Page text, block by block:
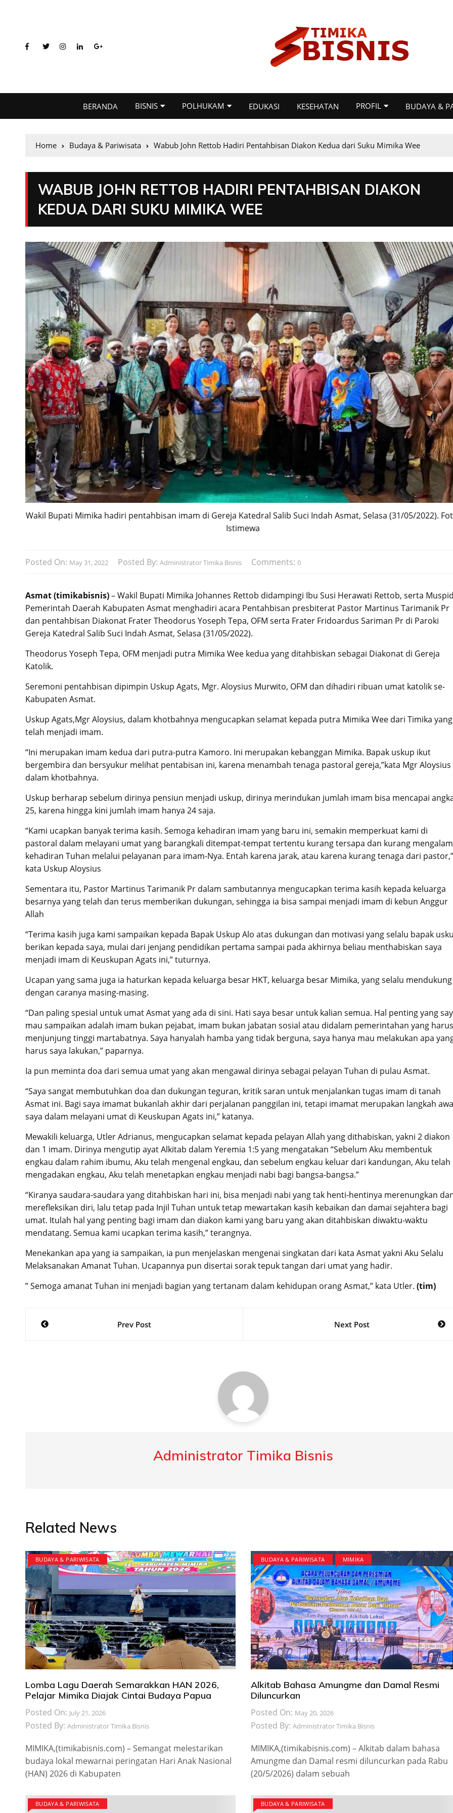
BERANDA BISNIS POLHUKAM EDUKASI KESEHATAN PROFIL BUDAYA &
Home Budaya & Pariwisata Wabub John Rettob Hadiri Pentahbisan Diakon Kedua dari Suku Mimika Wee
WABUB JOHN RETTOB HADIRI PENTAHBISAN DIAKON
KEDUA DARI SUKU MIMIKA WEE
Wakil Bupati Mimika hadiri pentahbisan imam di Gereja Katedral Salib Suci Indah Asmat, Selasa (31/05/2022).
Istimewa
Posted On: May 31, 2022 Posted By: Administrator Timika Bisnis Comments: 0
Asmat (timikabisnis)– Wakil Bupati Mimika Johannes Rettob didampingi Ibu Susi Herawati Rettob, serta
Pemerintah Daerah Kabupaten Asmat menghadiri acara Pentahbisan presbiterat Pastor Martinus Tarimanik Pr
dan pentahbisan Diakonat Frater Theodorus Yoseph Tepa, OFM serta Frater Fridoardus Sariman Pr di Paroki
Gereja Katedral Salib Suci Indah Asmat, Selasa (31/05/2022).
Theodorus Yoseph Tepa, OFM menjadi putra Mimika Wee kedua yang ditahbiskan sebagai Diakonat di Gereja
Katolik.
Seremoni pentahbisan dipimpin Uskup Agats, Mgr. Aloysius Murwito, OFM dan dihadiri ribuan umat katolik se-
Kabupaten Asmat.
Uskup Agats,Mgr Aloysius, dalam khotbahnya mengucapkan selamat kepada putra Mimika Wee dari Timika yang
telah menjadi imam.
“Ini merupakan imam kedua dari putra-putra Kamoro. Ini merupakan kebanggan Mimika. Bapak uskup ikut
bergembira dan bersyukur melihat pentabisan ini, karena menambah tenaga pastoral gereja,”kata Mgr Aloysius
dalam khotbahnya.
Uskup berharap sebelum dirinya pensiun menjadi uskup, dirinya merindukan jumlah imam bisa mencapai
25, karena hingga kini jumlah imam hanya 24 saja.
“Kami ucapkan banyak terima kasih. Semoga kehadiran imam yang baru ini, semakin memperkuat kami di
pastoral dalam melayani umat yang barangkali ditempat-tempat tertentu kurang tersapa dan kurang
kehadiran Tuhan melalui pelayanan para imam-Nya. Entah karena jarak, atau karena kurang tenaga dari pastor,”
kata Uskup Aloysius
Sementara itu, Pastor Martinus Tarimanik Pr dalam sambutannya mengucapkan terima kasih kepada keluarga
besarnya yang telah dan terus memberikan dukungan, sehingga ia bisa sampai menjadi imam di kebun Anggur
Allah
“Terima kasih juga kami sampaikan kepada Bapak Uskup Alo atas dukungan dan motivasi yang selalu bapak
berikan kepada saya, mulai dari jenjang pendidikan pertama sampai pada akhirnya beliau menthabiskan saya
menjadi imam di Keuskupan Agats ini,” tuturnya.
Ucapan yang sama juga ia haturkan kepada keluarga besar HKT, keluarga besar Mimika, yang selalu mendukung
dengan caranya masing-masing.
“Dan paling spesial untuk umat Asmat yang ada di sini. Hati saya besar untuk kalian semua. Hal penting yang
mau sampaikan adalah imam bukan pejabat, imam bukan jabatan sosial atau didalam pemerintahan yang harus
menjunjung tinggi martabatnya. Saya hanyalah hamba yang tidak berguna, saya hanya mau melakukan apa
harus saya lakukan,” paparnya.
Ia pun meminta doa dari semua umat yang akan mengawal dirinya sebagai pelayan Tuhan di pulau Asmat.
“Saya sangat membutuhkan doa dan dukungan teguran, kritik saran untuk menjalankan tugas imam di tanah
Asmat ini. Bagi saya imamat bukanlah akhir dari perjalanan panggilan ini, tetapi imamat merupakan langkah
saya dalam melayani umat di Keuskupan Agats ini,” katanya.
Mewakili keluarga, Utler Adrianus, mengucapkan selamat kepada pelayan Allah yang dithabiskan, yakni 2 diakon
dan 1 imam. Dirinya mengutip ayat Alkitab dalam Yeremia 1:5 yang mengatakan “Sebelum Aku membentuk
engkau dalam rahim ibumu, Aku telah mengenal engkau, dan sebelum engkau keluar dari kandungan, Aku telah
mengadakan engkau, Aku telah menetapkan engkau menjadi nabi bagi bangsa-bangsa.”
“Kiranya saudara-saudara yang ditahbiskan hari ini, bisa menjadi nabi yang tak henti-hentinya merenungkan
merefleksikan diri, lalu tetap pada Injil Tuhan untuk tetap mewartakan kasih kebaikan dan damai sejahtera bagi
umat. Itulah hal yang penting bagi imam dan diakon kami yang baru yang akan ditahbiskan diwaktu-waktu
mendatang. Semua kami ucapkan terima kasih,” terangnya.
Menekankan apa yang ia sampaikan, ia pun menjelaskan mengenai singkatan dari kata Asmat yakni Aku Selalu
Melaksanakan Amanat Tuhan. Ucapannya pun disertai sorak tepuk tangan dari umat yang hadir.
” Semoga amanat Tuhan ini menjadi bagian yang tertanam dalam kehidupan orang Asmat,” kata Utler. (tim)
Post
Prev Post Next Post
Administrator Timika Bisnis
Related News
BUDAYA & PARIWISATA
Lomba Lagu Daerah Semarakkan HAN 2026,
Pelajar Mimika Diajak Cintai Budaya Papua
Posted On: July 21, 2026
Posted By: Administrator Timika Bisnis
MIMIKA,(timikabisnis.com) – Semangat melestarikan
budaya lokal mewarnai peringatan Hari Anak Nasional
(HAN) 2026 di Kabupaten
BUDAYA & PARIWISATA MIMIKA
Alkitab Bahasa Amungme dan Damal Resmi
Diluncurkan
Posted On: May 20, 2026
Posted By: Administrator Timika Bisnis
MIMIKA,(timikabisnis.com) – Alkitab dalam bahasa
Amungme dan Damal resmi diluncurkan pada Rabu
(20/5/2026) dalam sebuah
BUDAYA & PARIWISATA BUDAYA & PARIWISATA